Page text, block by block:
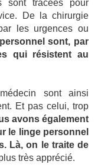
sont tracées pour
De la chirurgie
les urgences ou
sont, par
qui résistent au
sont ainsi
Et pas celui, trop
avons également
le linge personnel
Là, on le traite de
très apprécié.